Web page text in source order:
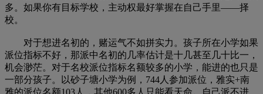
多。如果你有目标学校，主动权最好掌握在自己手里——择
校。
对于想进名初的，赌运气不如拼实力。孩子所在小学如果
派位指标不好，那派中名初的几率估计是十几甚至几十比一，
机会渺茫。对于名校派位指标名额较多的小学，能进的也只是
一部分孩子。以砂子塘小学为例，744人参加派位，雅实+南
雅的派位名额103人，其他600多人只能看天命。自己派不进